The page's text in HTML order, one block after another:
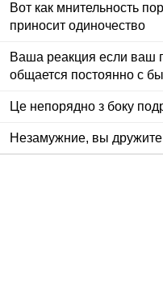
Вот как мнительность
приносит одиночество
Ваша реакция если ваш
общается постоянно с
Це непорядно з боку
Незамужние, вы